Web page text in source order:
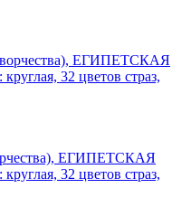
ЕГИПЕТСКАЯ
32 цветов страз,